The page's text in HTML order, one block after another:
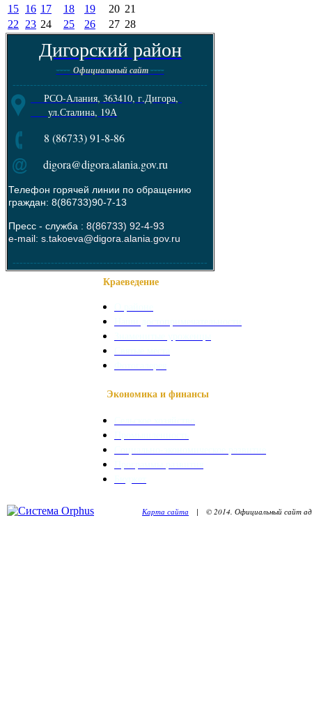
15 16 17 18 19 20 21
22
23 24 25 26 27 28
Дигорский район
---- Официальный сайт----
--------------------------------------------------------
РСО-Алания, 363410, г.Дигора,
ул.Сталина, 19А
8 (86733) 91-8-86
digora@digora.alania.gov.ru
Телефон горячей линии по обращению
граждан: 8(86733)90-7-13
Пресс - служба : 8(86733) 92-4-93
e-mail: s.takoeva@digora.alania.gov.ru
--------------------------------------------------------
Краеведение
Экономика и финансы
Карта сайта | © 2014. Официальный сайт